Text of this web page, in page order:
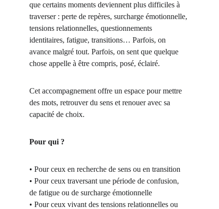
que certains moments deviennent plus difficiles à
traverser : perte de repères, surcharge émotionnelle,
tensions relationnelles, questionnements
identitaires, fatigue, transitions… Parfois, on
avance malgré tout. Parfois, on sent que quelque
chose appelle à être compris, posé, éclairé.
Cet accompagnement offre un espace pour mettre
des mots, retrouver du sens et renouer avec sa
capacité de choix.
Pour qui ?
• Pour ceux en recherche de sens ou en transition
• Pour ceux traversant une période de confusion,
de fatigue ou de surcharge émotionnelle
• Pour ceux vivant des tensions relationnelles ou